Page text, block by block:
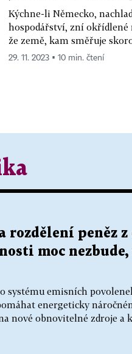
Kýchne-li Německo,
hospodářství, zní
že země, kam směřuje
29. 11. 2023 ▪ 10 min. čtení
rozdělení peněz
moc
systému emisních
energeticky
nové obnovitelné zdroje